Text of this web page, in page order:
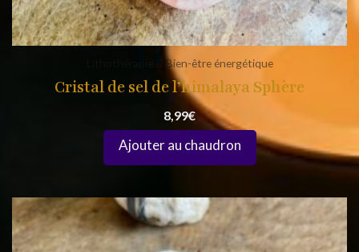
Lithothérapie & Bien-être énergétique
Cristal de sel de l’himalaya Sphère
8,99€